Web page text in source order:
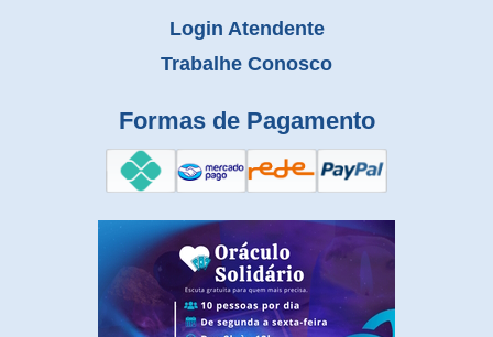
Login Atendente
Trabalhe Conosco
Formas de Pagamento